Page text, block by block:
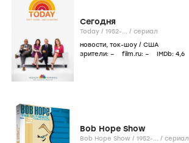
Сегодня
Today / 1952-... / сериал
новости, ток-шоу / США
зрители: – film.ru: – IMDb: 4,6
Bob Hope Show
Bob Hope Show / 1952-... / сериал